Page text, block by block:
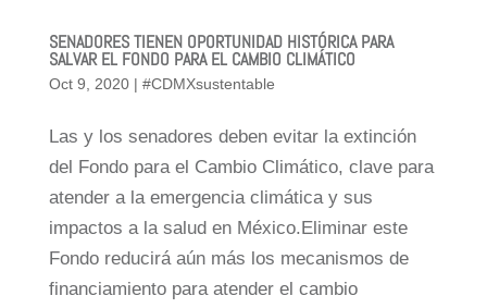
SENADORES TIENEN OPORTUNIDAD HISTÓRICA PARA
SALVAR EL FONDO PARA EL CAMBIO CLIMÁTICO
Oct 9, 2020| #CDMXsustentable
Las y los senadores deben evitar la extinción
del Fondo para el Cambio Climático, clave para
atender a la emergencia climática y sus
impactos a la salud en México.Eliminar este
Fondo reducirá aún más los mecanismos de
financiamiento para atender el cambio